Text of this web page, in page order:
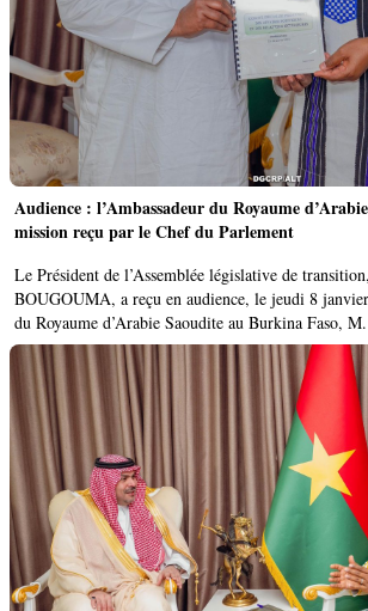
Audience : l’Ambassadeur du Royaume
mission reçu par le Chef du Parlement
Le Président de l’Assemblée législative de
BOUGOUMA, a reçu en audience, le jeudi 8
du Royaume d’Arabie Saoudite au Burkina Faso,